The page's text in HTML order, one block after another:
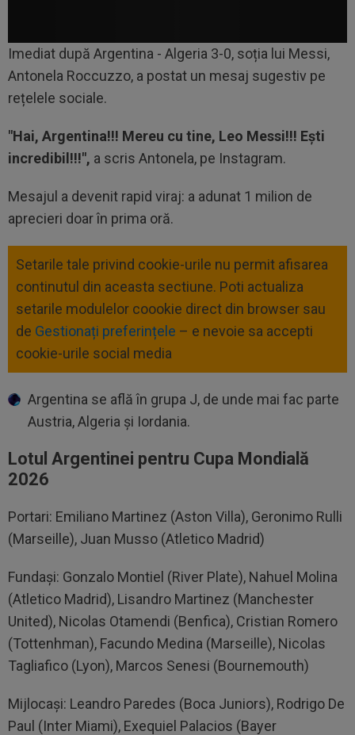
Imediat după Argentina - Algeria 3-0, soția lui Messi,
Antonela Roccuzzo, a postat un mesaj sugestiv pe
rețelele sociale.
"Hai, Argentina!!! Mereu cu tine, Leo Messi!!! Ești
incredibil!!!", a scris Antonela, pe Instagram.
Mesajul a devenit rapid viraj: a adunat 1 milion de
aprecieri doar în prima oră.
Setarile tale privind cookie-urile nu permit afisarea
continutul din aceasta sectiune. Poti actualiza
setarile modulelor coookie direct din browser sau
de Gestionați preferințele – e nevoie sa accepti
cookie-urile social media
Argentina se află în grupa J, de unde mai fac parte
Austria, Algeria și Iordania.
Lotul Argentinei pentru Cupa Mondială
2026
Portari: Emiliano Martinez (Aston Villa), Geronimo Rulli
(Marseille), Juan Musso (Atletico Madrid)
Fundași: Gonzalo Montiel (River Plate), Nahuel Molina
(Atletico Madrid), Lisandro Martinez (Manchester
United), Nicolas Otamendi (Benfica), Cristian Romero
(Tottenhman), Facundo Medina (Marseille), Nicolas
Tagliafico (Lyon), Marcos Senesi (Bournemouth)
Mijlocași: Leandro Paredes (Boca Juniors), Rodrigo De
Paul (Inter Miami), Exequiel Palacios (Bayer